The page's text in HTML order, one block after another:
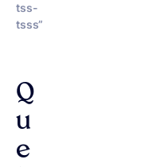
tss-
tsss”
Q
u
e